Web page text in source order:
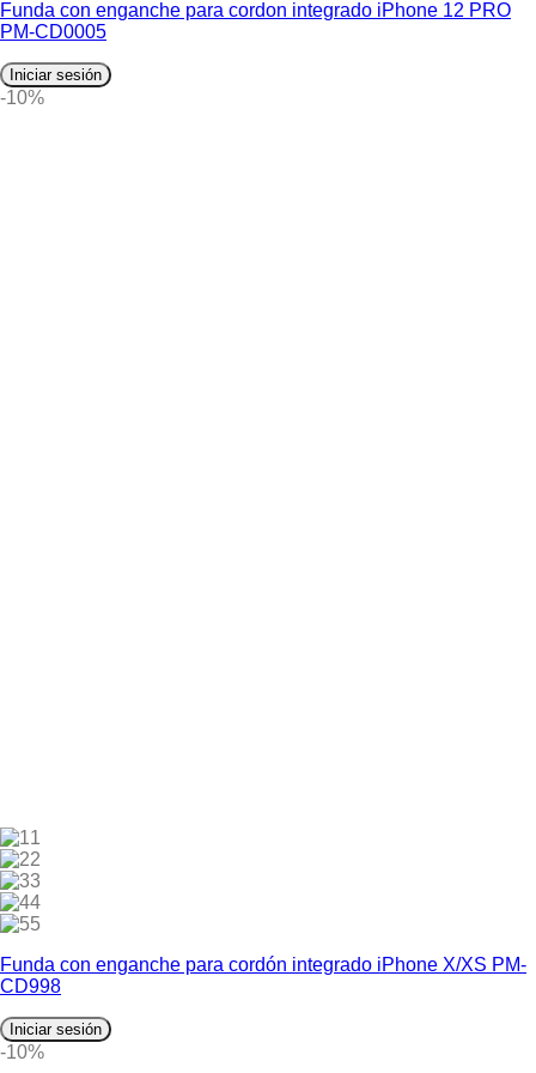
Funda con enganche para cordon integrado iPhone 12 PRO
PM-CD0005
Iniciar sesión
-10%
1
2
3
4
5
Funda con enganche para cordón integrado iPhone X/XS PM-
CD998
Iniciar sesión
-10%